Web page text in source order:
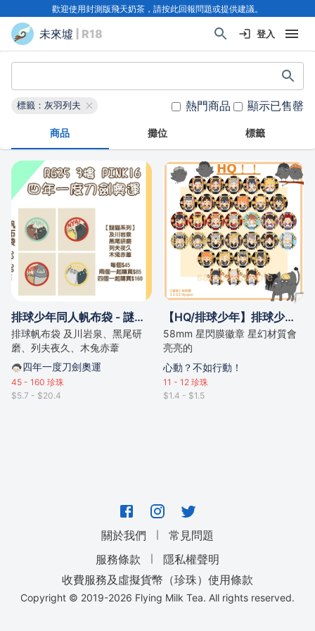
歡迎使用封測版飛天奶茶，請按此回報問題或提供建議。
未來墟 | R18 登入
標籤：灰羽列夫 熱門商品 顯示已售罄
商品 攤位 標籤
排球少年同人帆布袋 - 謎貓系列
排球帆布袋 及川岩泉、黑尾研
磨、列夫夜久、木兔赤葦
四年一度刀劍奧運
45 - 160 珍珠
$5.7 - $20.4
【HQ/排球少年】排球少年 同人徽章 ｜烏野｜音駒｜青城｜白鳥沢｜梟谷｜稲荷崎｜鴎台｜MSBY｜AD｜
58mm 星閃膜徽章 星幻材質會
亮亮的
心動？不如行動！
11 - 12 珍珠
$1.4 - $1.5
關於我們 ｜
常見問題
服務條款
｜
隱私權聲明
收費服務及虛擬貨幣（珍珠）使用條款
Copyright © 2019-2026 Flying Milk Tea. All rights reserved.